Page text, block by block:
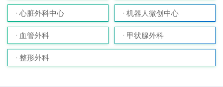
心脏外科中心 机器人微创中心
血管外科 甲状腺外科
整形外科